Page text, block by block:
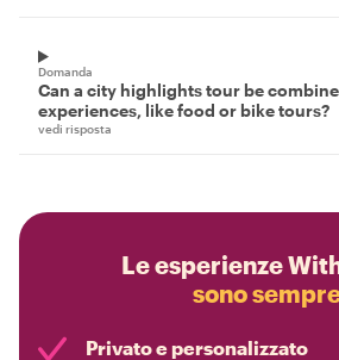
Domanda
Can a city highlights tour be
experiences, like food or bike tours?
vedi risposta
Le esperienze
sono
Privato e personalizzato